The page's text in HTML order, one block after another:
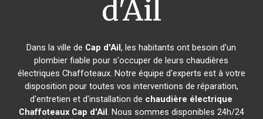
d'Ail
Dans la ville de Cap d'Ail, les habitants ont besoin d'un
plombier fiable pour s'occuper de leurs chaudières
électriques Chaffoteaux. Notre équipe d'experts est à votre
disposition pour toutes vos interventions de réparation,
d'entretien et d'installation de chaudière électrique
Chaffoteaux Cap d'Ail. Nous sommes disponibles 24h/24